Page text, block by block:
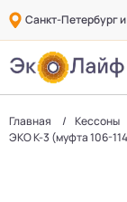
Санкт-Петербург
Главная Кессоны
ЭКО К-3 (муфта 106-